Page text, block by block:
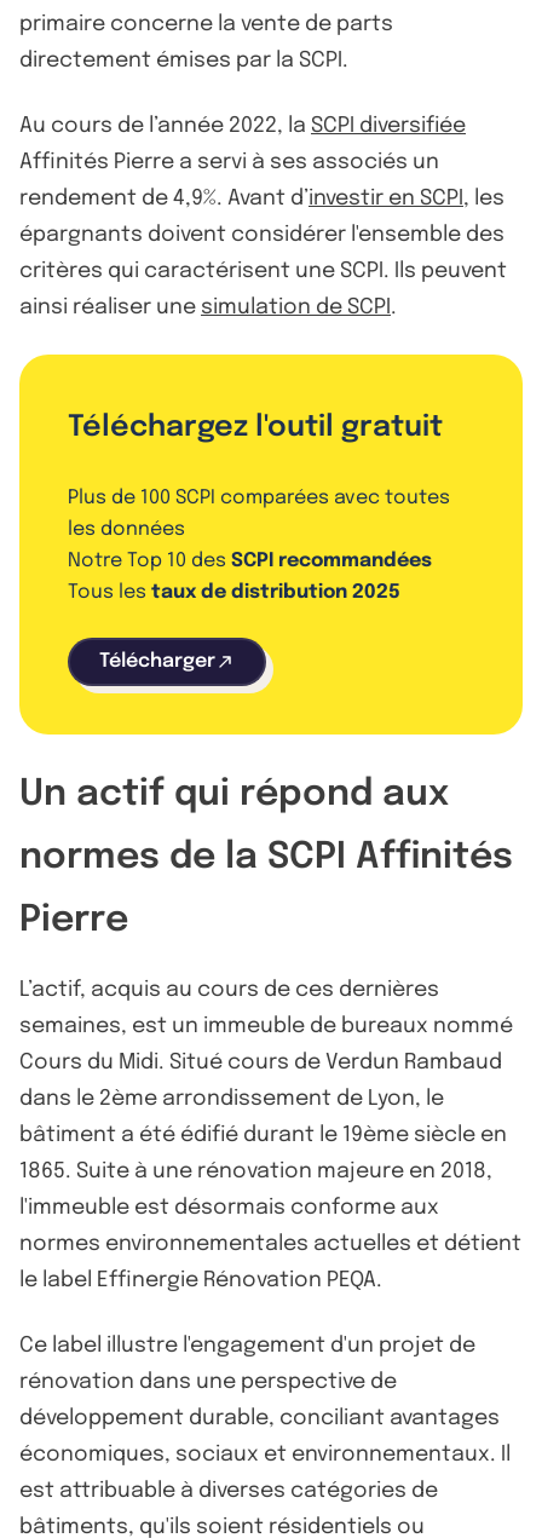
primaire concerne la vente de parts
directement émises par la SCPI.
Au cours de l’année 2022, la SCPI diversifiée
Affinités Pierre a servi à ses associés un
rendement de 4,9%. Avant d’investir en SCPI , les
épargnants doivent considérer l'ensemble des
critères qui caractérisent une SCPI. Ils peuvent
ainsi réaliser une simulation de SCPI .
Téléchargez l'outil gratuit
Plus de 100 SCPI comparées avec toutes
les données
Notre Top 10 des SCPI recommandées
Tous les taux de distribution 2025
Télécharger
Un actif qui répond aux
normes de la SCPI Affinités
Pierre
L’actif, acquis au cours de ces dernières
semaines, est un immeuble de bureaux nommé
Cours du Midi. Situé cours de Verdun Rambaud
dans le 2ème arrondissement de Lyon, le
bâtiment a été édifié durant le 19ème siècle en
1865. Suite à une rénovation majeure en 2018,
l'immeuble est désormais conforme aux
normes environnementales actuelles et détient
le label Effinergie Rénovation PEQA.
Ce label illustre l'engagement d'un projet de
rénovation dans une perspective de
développement durable, conciliant avantages
économiques, sociaux et environnementaux. Il
est attribuable à diverses catégories de
bâtiments, qu'ils soient résidentiels ou